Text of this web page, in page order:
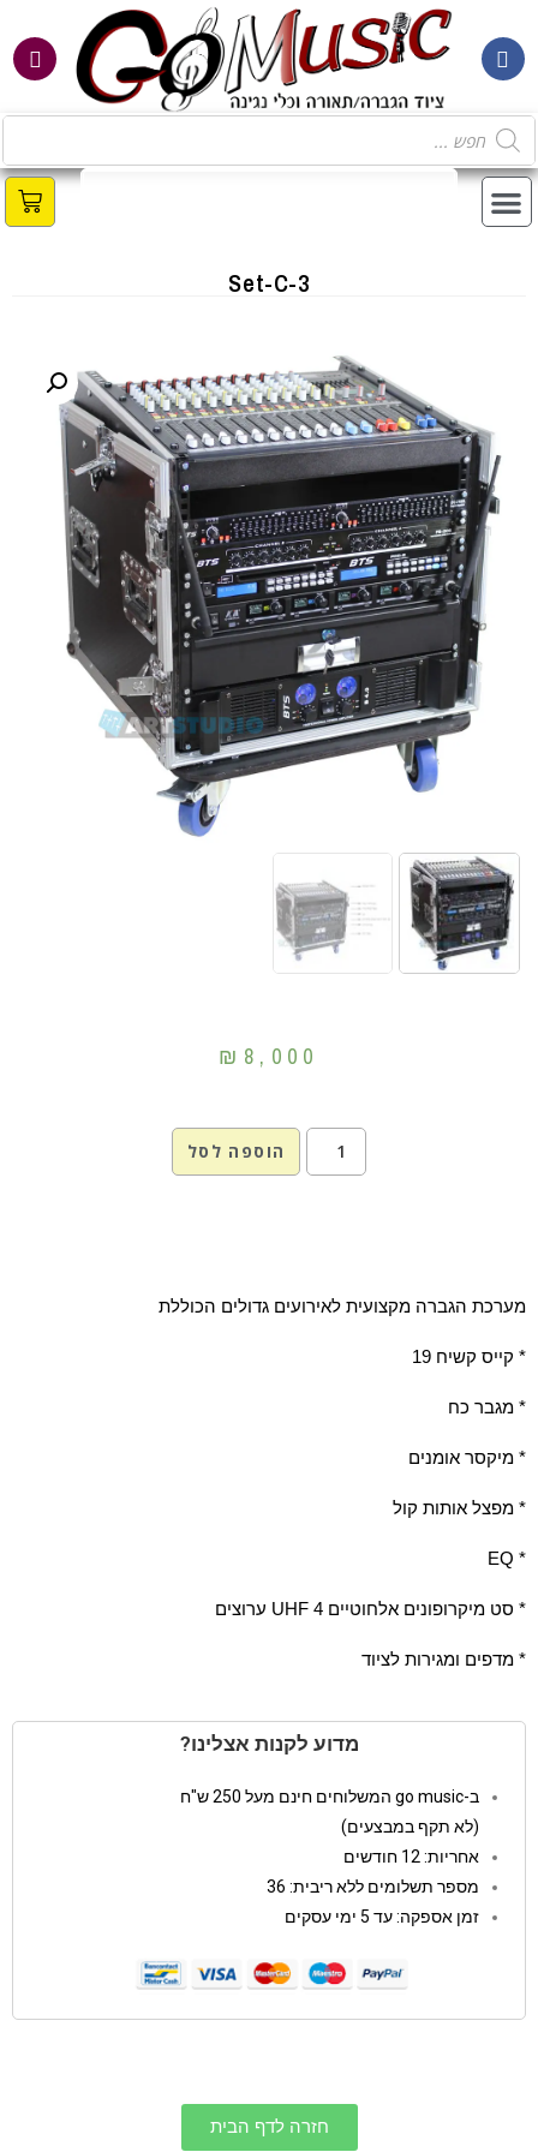
Set-C-3
₪ 8,000
הוספה לסל
מערכת הגברה מקצועית לאירועים גדולים הכוללת
* קייס קשיח 19
* מגבר כח
* מיקסר אומנים
* מפצל אותות קול
* EQ
* סט מיקרופונים אלחוטיים UHF 4 ערוצים
* מדפים ומגירות לציוד
מדוע לקנות אצלינו?
ב-go music המשלוחים חינם מעל 250 ש"ח
(לא תקף במבצעים)
אחריות: 12 חודשים
מספר תשלומים ללא ריבית: 36
זמן אספקה: עד 5 ימי עסקים
חזרה לדף הבית